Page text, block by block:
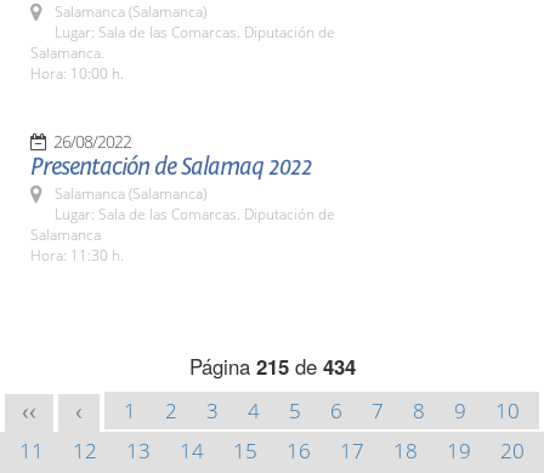
Salamanca (Salamanca)
Lugar: Sala de las Comarcas. Diputación de
Salamanca.
Hora: 10:00 h.
26/08/2022
Presentación de Salamaq 2022
Salamanca (Salamanca)
Lugar: Sala de las Comarcas. Diputación de
Salamanca
Hora: 11:30 h.
Página 215de 434
<< < 1 2 3 4 5 6 7 8 9
10
11
12 13 14 15 16 17 18 19
20